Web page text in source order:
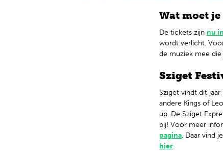
Wat moet je
De tickets zijn nu
wordt verlicht.
de muziek mee
Sziget
Sziget vindt dit
andere Kings of
up. De Sziget
bij! Voor meer
pagina. Daar vind
hier.